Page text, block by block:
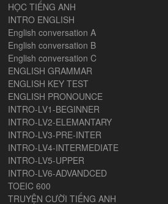
HỌC TIẾNG ANH
INTRO ENGLISH
English conversation A
English conversation B
English conversation C
ENGLISH GRAMMAR
ENGLISH KEY TEST
ENGLISH PRONOUNCE
INTRO-LV1-BEGINNER
INTRO-LV2-ELEMANTARY
INTRO-LV3-PRE-INTER
INTRO-LV4-INTERMEDIATE
INTRO-LV5-UPPER
INTRO-LV6-ADVANDCED
TOEIC 600
TRUYỆN CƯỜI TIẾNG ANH